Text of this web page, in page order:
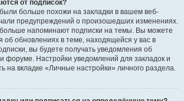
от подписок?
больше похожи на закладки в вашем веб-
предупреждений о произошедших изменениях.
больше напоминают подписки на темы. Вы можете
об обновлениях в теме, находящейся у вас в
вы будете получать уведомления об
форуме. Настройки уведомлений для закладок и
на вкладке «Личные настройки» личного раздела.